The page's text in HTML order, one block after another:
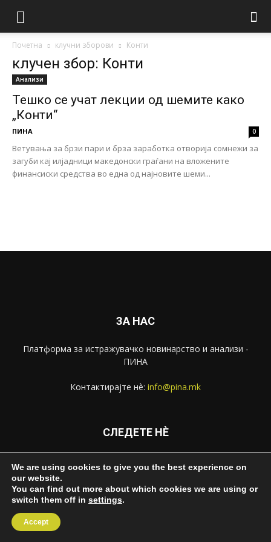
Почетна клучни зборови Конти
клучен збор: Конти
Анализи
Тешко се учат лекции од шемите како
„Конти“
ПИНА 0
Ветувања за брзи пари и брза заработка отворија сомнежи за
загуби кај илјадници македонски граѓани на вложените
финансиски средства во една од најновите шеми...
ЗА НАС
Платформа за истражувачко новинарство и анализи -
ПИНА
Контактирајте нѐ: info@pina.mk
СЛЕДЕТЕ НЀ
За ПИНА
We are using cookies to give you the best experience on
our website.
You can find out more about which cookies we are using or
switch them off in settings.
Accept